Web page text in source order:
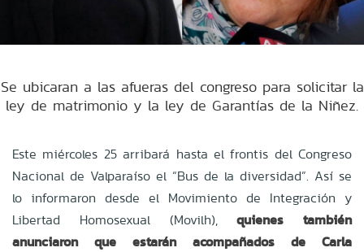
Se ubicaran a las afueras del congreso para solicitar la
ley de matrimonio y la ley de Garantías de la Niñez.
Este miércoles 25 arribará hasta el frontis del Congreso
Nacional de Valparaíso el “Bus de la diversidad”. Así se
lo informaron desde el Movimiento de Integración y
Libertad Homosexual (Movilh),quienes también
anunciaron que estarán acompañados de Carla